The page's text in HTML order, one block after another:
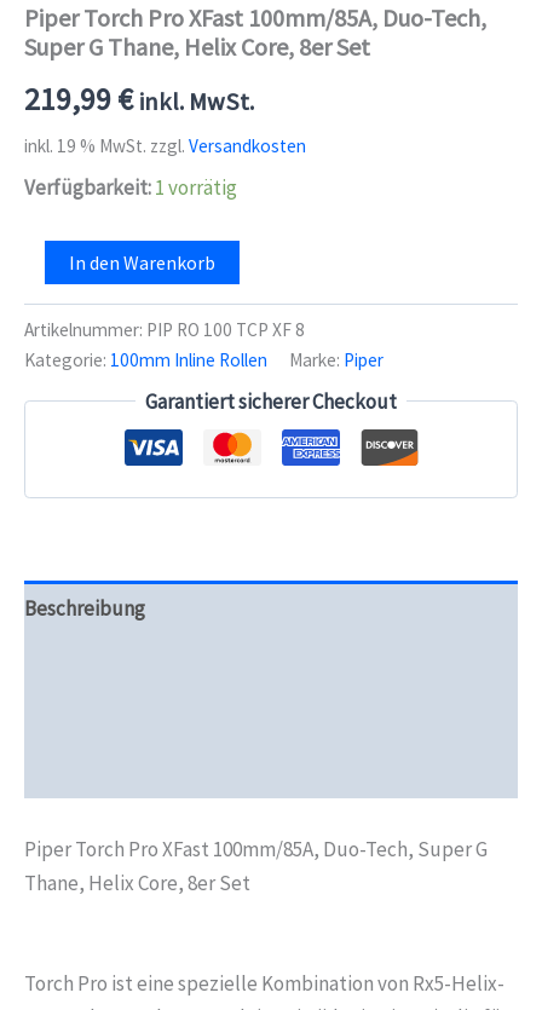
Piper Torch Pro XFast 100mm/85A, Duo-Tech,
Super G Thane, Helix Core, 8er Set
219,99€ inkl. MwSt.
inkl. 19 % MwSt. zzgl. Versandkosten
Verfügbarkeit:1 vorrätig
Pro
XFast
100mm/85A,
Duo-
Tech,
Helix
Menge
In den Warenkorb
Artikelnummer: PIP RO 100 TCP XF 8
Kategorie: 100mm Inline Rollen Marke: Piper
Garantiert sicherer Checkout
Beschreibung
Piper Torch Pro XFast 100mm/85A, Duo-Tech, Super G
Thane, Helix Core, 8er Set
Torch Pro ist eine spezielle Kombination von Rx5-Helix-